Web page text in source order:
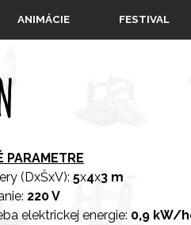
Preskočiť menu
▼
ANIMÁCIE ▼
FESTIVAL
PARAMETRE
(DxŠxV):5x4x3 m
220 V
elektrickej energie: 0,9 kW/